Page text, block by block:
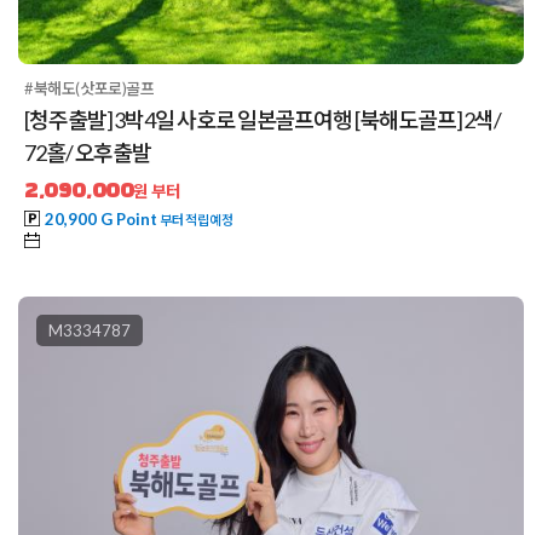
#북해도(삿포로)골프
[청주출발] 3박4일 사호로 일본골프여행 [북해도골프] 2색/
72홀/ 오후출발
2,090,000원 부터
20,900 G Point 부터 적립예정
M3334787